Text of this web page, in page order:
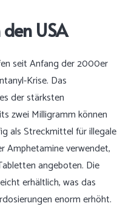
USA
seit Anfang der 2000er
Krise. Das
der stärksten
zwei Milligramm können
als Streckmittel für illegale
Amphetamine verwendet,
angeboten. Die
erhältlich, was das
enorm erhöht.